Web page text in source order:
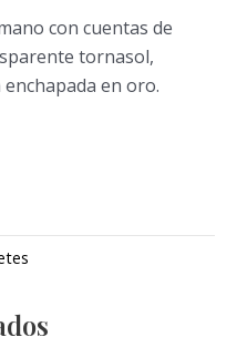
con cuentas de
tornasol,
en oro.